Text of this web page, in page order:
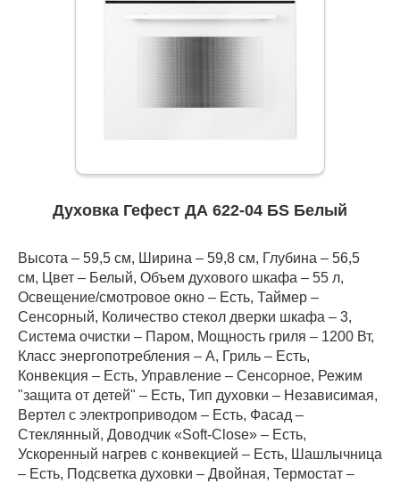
Духовка Гефест ДА 622-04 БS Белый
Высота – 59,5 см, Ширина – 59,8 см, Глубина – 56,5
см, Цвет – Белый, Объем духового шкафа – 55 л,
Освещение/смотровое окно – Есть, Таймер –
Сенсорный, Количество стекол дверки шкафа – 3,
Система очистки – Паром, Мощность гриля – 1200 Вт,
Класс энергопотребления – A, Гриль – Есть,
Конвекция – Есть, Управление – Сенсорное, Режим
"защита от детей" – Есть, Тип духовки – Независимая,
Вертел с электроприводом – Есть, Фасад –
Стеклянный, Доводчик «Soft-Close» – Есть,
Ускоренный нагрев с конвекцией – Есть, Шашлычница
– Есть, Подсветка духовки – Двойная, Термостат –